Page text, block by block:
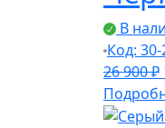
В
Код: 30-
26 900₽